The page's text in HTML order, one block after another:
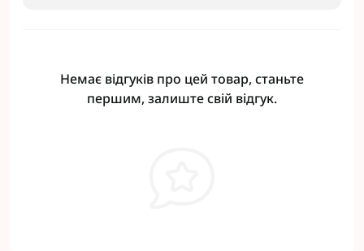
Немає відгуків про цей товар, станьте
першим, залиште свій відгук.